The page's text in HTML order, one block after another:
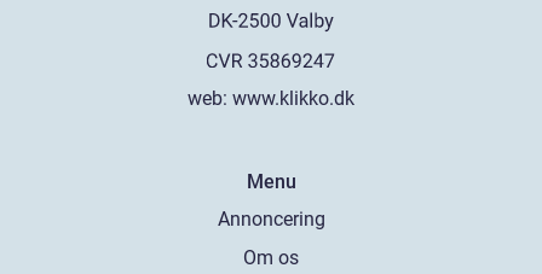
web: www.klikko.dk
Menu
Annoncering
Om os